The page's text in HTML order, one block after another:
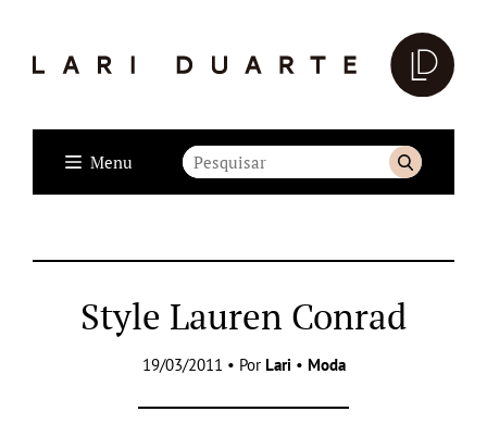
Menu
Style Lauren Conrad
19/03/2011 • Por Lari • Moda